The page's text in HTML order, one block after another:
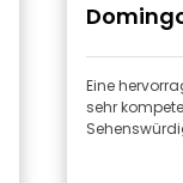
Eine
sehr